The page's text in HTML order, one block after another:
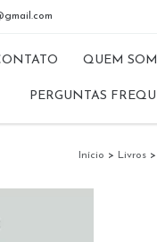
QUEM
PERGUNTAS
Início > Livros >